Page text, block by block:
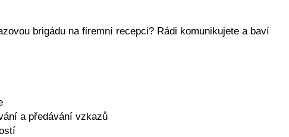
brigádu na firemní recepci? Rádi komunikujete a baví
a předávání vzkazů